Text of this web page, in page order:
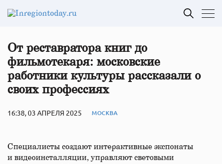
От реставратора книг до
фильмотекаря: московские
работники культуры рассказали о
своих профессиях
16:38, 03 АПРЕЛЯ 2025 МОСКВА
Специалисты создают интерактивные экспонаты
и видеоинсталляции, управляют световыми